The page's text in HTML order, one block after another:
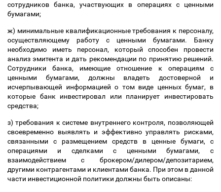
сотрудников банка, участвующих в операциях с ценными
бумагами;
ж) минимальные квалификационные требования к персоналу,
осуществляющему работу с ценными бумагами. Банку
необходимо иметь персонал, который способен провести
анализ эмитента и дать рекомендации по принятию решений.
Сотрудники банка, имеющие отношение к операциям с
ценными бумагами, должны владеть достоверной и
исчерпывающей информацией о том виде ценных бумаг, в
которые банк инвестировал или планирует инвестировать
средства;
з) требования к системе внутреннего контроля, позволяющей
своевременно выявлять и эффективно управлять рисками,
связанными с размещением средств в ценные бумаги, с
операциями и сделками с ценными бумагами, с
взаимодействием с брокером/дилером/депозитарием,
другими контрагентами и клиентами банка. При этом в данной
части инвестиционной политики должны быть описаны: